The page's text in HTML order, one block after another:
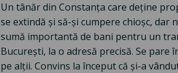
Un tânăr din Constanța care deține
se extindă și să-și cumpere chioșc, dar
sumă importantă de bani pentru un
București, la o adresă precisă. Se
pe alții. Convins la început că și-a